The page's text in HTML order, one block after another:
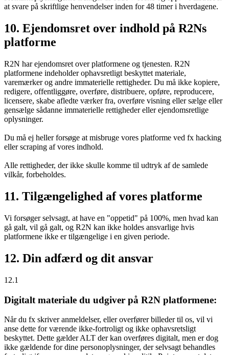
at svare på skriftlige henvendelser inden for 48 timer i hverdagene.
10. Ejendomsret over indhold på R2Ns
platforme
R2N har ejendomsret over platformene og tjenesten. R2N
platformene indeholder ophavsretligt beskyttet materiale,
varemærker og andre immaterielle rettigheder. Du må ikke kopiere,
redigere, offentliggøre, overføre, distribuere, opføre, reproducere,
licensere, skabe afledte værker fra, overføre visning eller sælge eller
gensælge sådanne immaterielle rettigheder eller ejendomsretlige
oplysninger.
Du må ej heller forsøge at misbruge vores platforme ved fx hacking
eller scraping af vores indhold.
Alle rettigheder, der ikke skulle komme til udtryk af de samlede
vilkår, forbeholdes.
11. Tilgængelighed af vores platforme
Vi forsøger selvsagt, at have en "oppetid" på 100%, men hvad kan
gå galt, vil gå galt, og R2N kan ikke holdes ansvarlige hvis
platformene ikke er tilgængelige i en given periode.
12. Din adfærd og dit ansvar
12.1
Digitalt materiale du udgiver på R2N platformene:
Når du fx skriver anmeldelser, eller overfører billeder til os, vil vi
anse dette for værende ikke-fortroligt og ikke ophavsretsligt
beskyttet. Dette gælder ALT der kan overføres digitalt, men er dog
ikke gældende for dine personoplysninger, der selvsagt behandles